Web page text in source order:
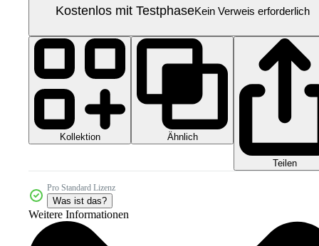
Kostenlos mit TestphaseKein Verweis erforderlich
Kollektion Ähnlich
Teilen
Pro Standard Lizenz
Was ist das?
Weitere Informationen